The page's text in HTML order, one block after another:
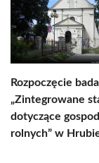
Rozpoczęcie
„Zintegrowane
dotyczące
rolnych” w